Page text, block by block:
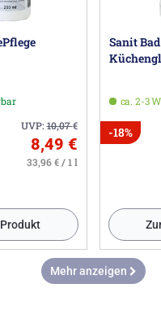
UVP:10,07€
8,49 €
33,96 € / 1 l
Sanit
ca. 2-3
-18%
Mehr anzeigen